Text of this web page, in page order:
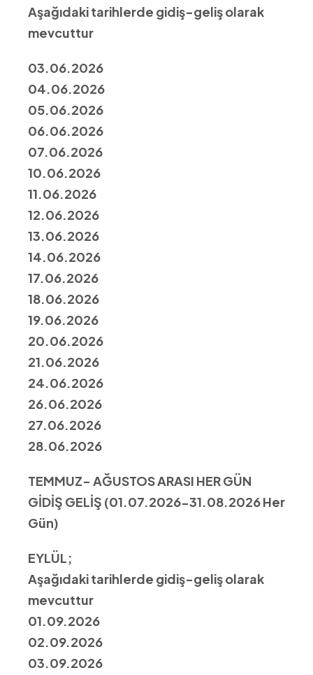
Aşağıdaki tarihlerde gidiş-geliş olarak
mevcuttur
03.06.2026
04.06.2026
05.06.2026
06.06.2026
07.06.2026
10.06.2026
11.06.2026
12.06.2026
13.06.2026
14.06.2026
17.06.2026
18.06.2026
19.06.2026
20.06.2026
21.06.2026
24.06.2026
26.06.2026
27.06.2026
28.06.2026
TEMMUZ- AĞUSTOS ARASI HER GÜN
GİDİŞ GELİŞ (01.07.2026-31.08.2026 Her
Gün)
EYLÜL;
Aşağıdaki tarihlerde gidiş-geliş olarak
mevcuttur
01.09.2026
02.09.2026
03.09.2026